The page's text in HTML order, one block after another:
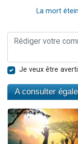
La mort
Je veux être
A consulter